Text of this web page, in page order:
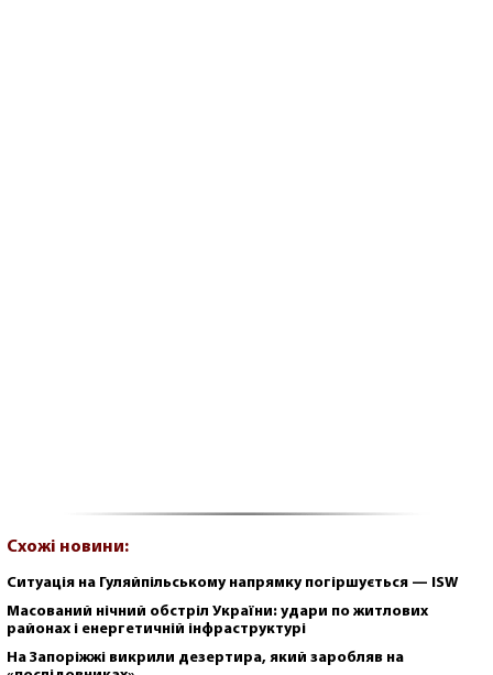
Схожі новини:
Ситуація на Гуляйпільському напрямку погіршується — ISW
Масований нічний обстріл України: удари по житлових
районах і енергетичній інфраструктурі
На Запоріжжі викрили дезертира, який заробляв на